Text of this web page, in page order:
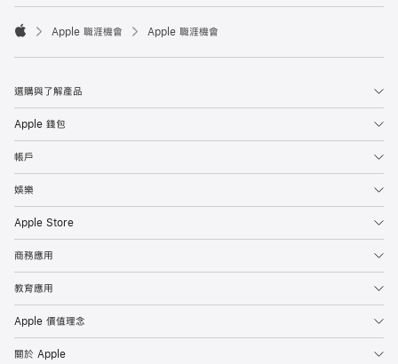

Apple 職涯機會 Apple 職涯機會
選購與了解產品
Apple 錢包
帳戶
娛樂
Apple Store
商務應用
教育應用
Apple 價值理念
關於 Apple